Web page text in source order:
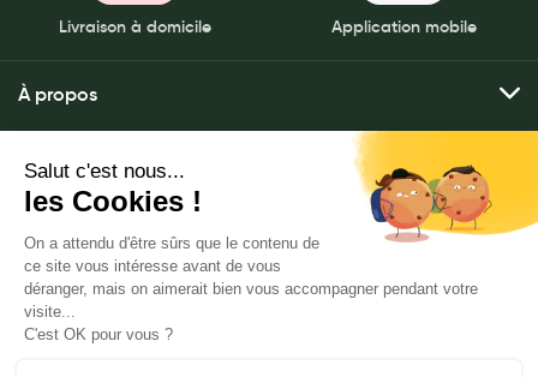
Livraison à domicile Application mobile
À propos
Qui sommes-nous ?
Nos pharmacies
Mentions légales
Politique de gestion des données personnelles
CGU
Notre FAQ
Mes services
Envoyer mes ordonnances
Commander mes produits
Livraison à domicile
Click & rendez-vous
LeaderSanté, 82 bis rue Thiers
92100 Boulogne-Billancourt
www.leadersante-groupe.fr